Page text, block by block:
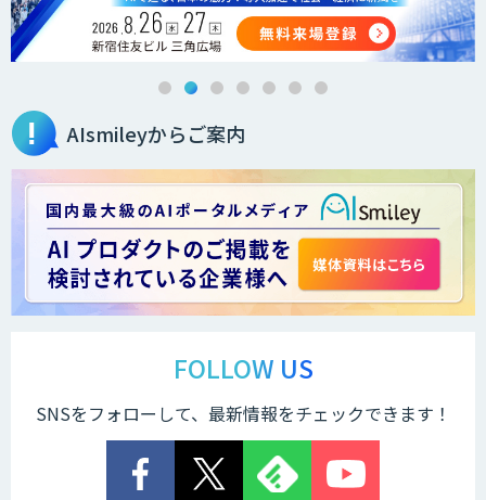
AIsmileyからご案内
FOLLOW US
SNSをフォローして、最新情報をチェックできます！